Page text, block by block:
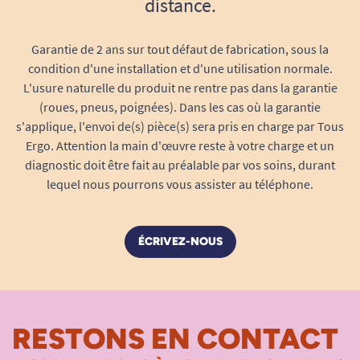
intégrés.
Robustesse professionnelle: le textile est
étudié pour ne pas se déchirer même lors
des manipulations répétées.
Absorption optimale jour et surtout nuit
grâce au double tampon Silène
La structure àdouble tampon super-absorbant
permet à la fois une absorption ultra-rapide en
et une rétention prolongée du liquide dans la
couche inférieure, afin de prévenir tout risque de
Sécurité maximale: double barrière contre
distance.
Garantie de 2 ans sur tout défaut de fabrication, sous la
condition d'une installation et d'une utilisation normale.
L'usure naturelle du produit ne rentre pas dans la garantie
(roues, pneus, poignées). Dans les cas où la garantie
s'applique, l'envoi de(s) pièce(s) sera pris en charge par Tous
Ergo. Attention la main d'œuvre reste à votre charge et un
diagnostic doit être fait au préalable par vos soins, durant
lequel nous pourrons vous assister au téléphone.
ÉCRIVEZ-NOUS
RESTONS EN CONTACT